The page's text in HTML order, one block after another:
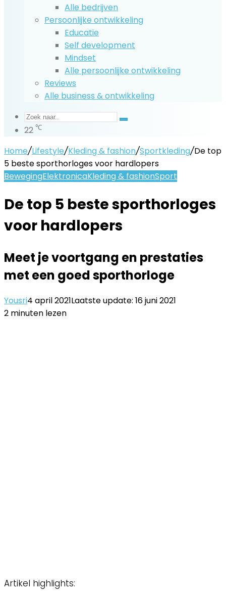
Alle bedrijven
Persoonlijke ontwikkeling
Educatie
Self development
Mindset
Alle persoonlijke ontwikkeling
Reviews
Alle business & ontwikkeling
Zoek
22 ℃
Home/Lifestyle/Kleding & fashion/Sportkleding/De top
5 beste sporthorloges voor hardlopers
BewegingElektronicaKleding & fashionSport
De top 5 beste sporthorloges
voor hardlopers
Meet je voortgang en prestaties
met een goed sporthorloge
Yousri4 april 2021Laatste update: 16 juni 2021
2 minuten lezen
Artikel highlights: